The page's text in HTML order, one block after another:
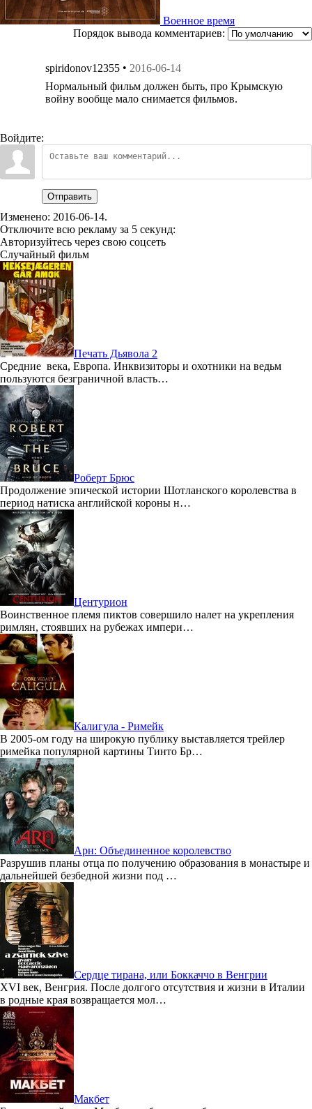
Военное время
Порядок вывода комментариев:
spiridonov12355 • 2016-06-14
Нормальный фильм должен быть, про Крымскую
войну вообще мало снимается фильмов.
Войдите:
Отправить
Изменено: 2016-06-14.
Отключите всю рекламу за 5 секунд:
Авторизуйтесь через свою соцсеть
Случайный фильм
Печать Дьявола 2
Средние века, Европа. Инквизиторы и охотники на ведьм
пользуются безграничной власть…
Роберт Брюс
Продолжение эпической истории Шотланского королевства в
период натиска английской короны н…
Центурион
Воинственное племя пиктов совершило налет на укрепления
римлян, стоявших на рубежах импери…
Калигула - Римейк
В 2005-ом году на широкую публику выставляется трейлер
римейка популярной картины Тинто Бр…
Арн: Объединенное королевство
Разрушив планы отца по получению образования в монастыре и
дальнейшей безбедной жизни под …
Сердце тирана, или Боккаччо в Венгрии
XVI век, Венгрия. После долгого отсутствия и жизни в Италии
в родные края возвращается мол…
Макбет